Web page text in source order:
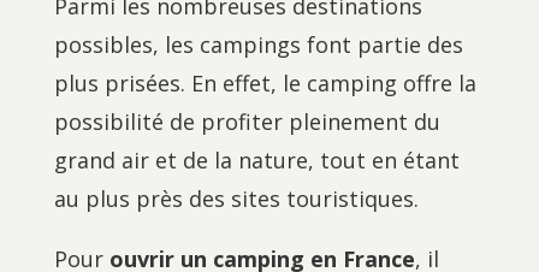
Parmi les nombreuses destinations
possibles, les campings font partie des
plus prisées. En effet, le camping offre la
possibilité de profiter pleinement du
grand air et de la nature, tout en étant
au plus près des sites touristiques.
Pour ouvrir un camping en France, il